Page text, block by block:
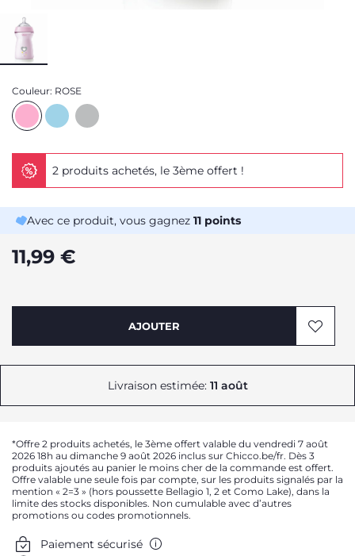
Couleur: ROSE
2 produits achetés, le 3ème offert !
Avec ce produit, vous gagnez 11 points
11,99 €
AJOUTER
Livraison estimée: 11 août
*Offre 2 produits achetés, le 3ème offert valable du vendredi 7 août
2026 18h au dimanche 9 août 2026 inclus sur Chicco.be/fr. Dès 3
produits ajoutés au panier le moins cher de la commande est offert.
Offre valable une seule fois par compte, sur les produits signalés par la
mention « 2=3 » (hors poussette Bellagio 1, 2 et Como Lake), dans la
limite des stocks disponibles. Non cumulable avec d’autres
promotions ou codes promotionnels.
Paiement sécurisé